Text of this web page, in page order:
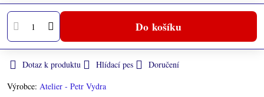
Do košíku
Dotaz k produktu Hlídací pes
Doručení
Výrobce: Atelier - Petr Vydra